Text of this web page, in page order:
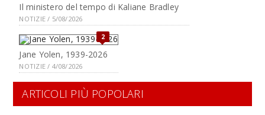
Il ministero del tempo di Kaliane Bradley
NOTIZIE / 5/08/2026
2
Jane Yolen, 1939-2026
NOTIZIE / 4/08/2026
ARTICOLI PIÙ POPOLARI